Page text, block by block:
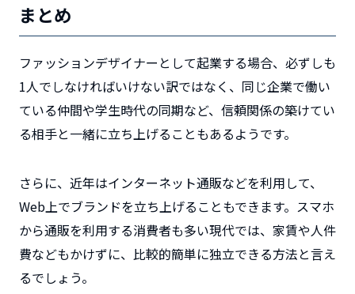
まとめ
ファッションデザイナーとして起業する場合、必ずしも
1人でしなければいけない訳ではなく、同じ企業で働い
ている仲間や学生時代の同期など、信頼関係の築けてい
る相手と一緒に立ち上げることもあるようです。
さらに、近年はインターネット通販などを利用して、
Web上でブランドを立ち上げることもできます。スマホ
から通販を利用する消費者も多い現代では、家賃や人件
費などもかけずに、比較的簡単に独立できる方法と言え
るでしょう。